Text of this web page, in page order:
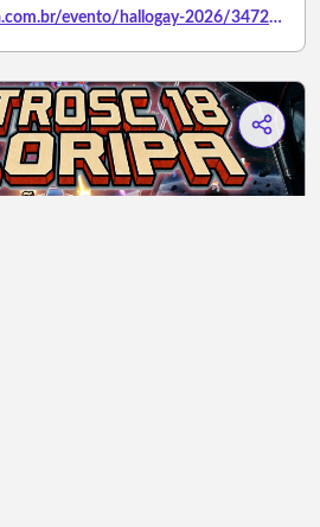
https://www.sympla.com.br/evento/hallogay-2026/3472854